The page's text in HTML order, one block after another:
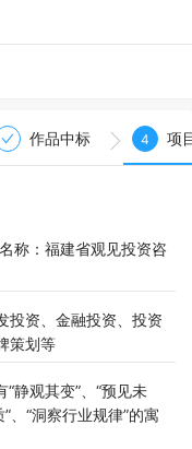
作品中标 4 项
称：福建省观见投资咨
投资、金融投资、投资
策划等
静观其变”、“预见未
、“洞察行业规律”的寓